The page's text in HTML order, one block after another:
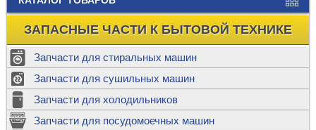
ЗАПАСНЫЕ ЧАСТИ К БЫТОВОЙ ТЕХНИКЕ
Запчасти для стиральных машин
Запчасти для сушильных машин
Запчасти для холодильников
Запчасти для посудомоечных машин